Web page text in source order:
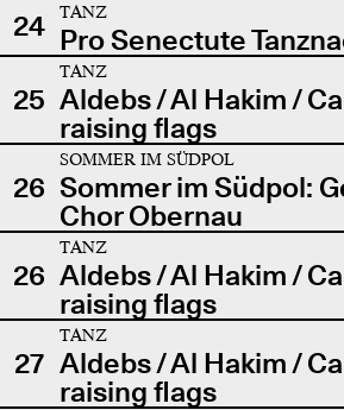
24
TANZ
Pro Senectute
25
TANZ
Aldebs / Al Hakim /
raising flags
26
SOMMER IM SÜDPOL
Sommer im Südpol:
Chor Obernau
26
TANZ
Aldebs / Al Hakim /
raising flags
27
TANZ
Aldebs / Al Hakim /
raising flags